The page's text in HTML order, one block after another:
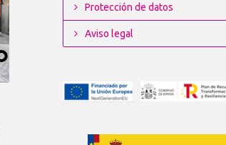
Protección de datos
Aviso legal